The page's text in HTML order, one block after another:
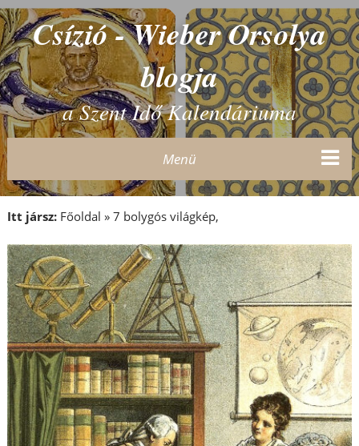
Csízió - Wieber Orsolya
blogja
a Szent Idő Kalendáriuma
Menü
Itt jársz: Főoldal » 7 bolygós világkép,